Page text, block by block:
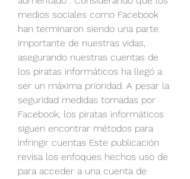
medios sociales como Facebook
han terminaron siendo una parte
importante de nuestras vidas,
asegurando nuestras cuentas de
los piratas informáticos ha llegó a
ser un máxima prioridad. A pesar la
seguridad medidas tomadas por
Facebook, los piratas informáticos
siguen encontrar métodos para
infringir cuentas Este publicación
revisa los enfoques hechos uso de
para acceder a una cuenta de